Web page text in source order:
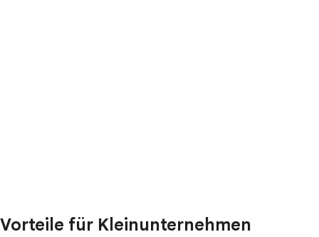
Vorteile für Kleinunternehmen